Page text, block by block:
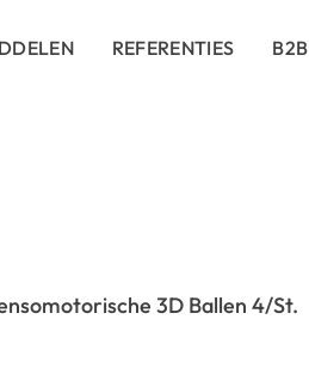
REFERENTIES B2B
3D Ballen 4/St.